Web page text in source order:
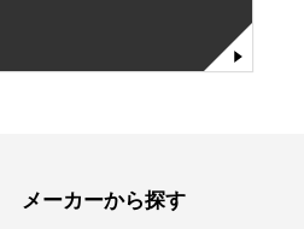
メーカーから探す